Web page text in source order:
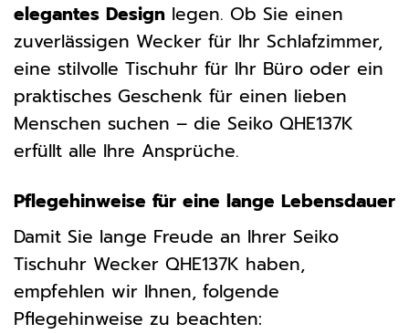
elegantes Design legen. Ob Sie einen
zuverlässigen Wecker für Ihr Schlafzimmer,
eine stilvolle Tischuhr für Ihr Büro oder ein
praktisches Geschenk für einen lieben
Menschen suchen – die Seiko QHE137K
erfüllt alle Ihre Ansprüche.
Pflegehinweise für eine lange Lebensdauer
Damit Sie lange Freude an Ihrer Seiko
Tischuhr Wecker QHE137K haben,
empfehlen wir Ihnen, folgende
Pflegehinweise zu beachten: